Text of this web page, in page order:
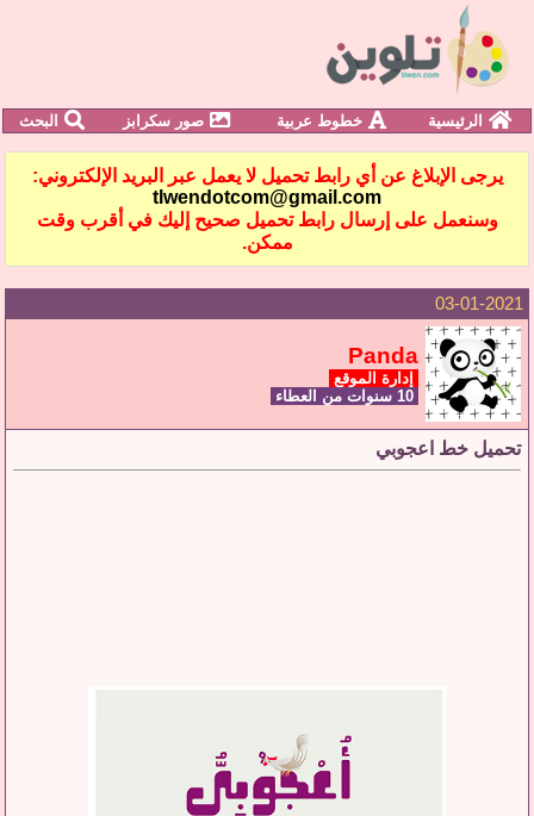
الرئيسية خطوط عربية صور سكرابز البحث
يرجى الإبلاغ عن أي رابط تحميل لا يعمل عبر البريد الإلكتروني:
tlwendotcom@gmail.com
وسنعمل على إرسال رابط تحميل صحيح إليك في أقرب وقت
ممكن.
03-01-2021
Panda
إدارة الموقع
تحميل خط اعجوبي